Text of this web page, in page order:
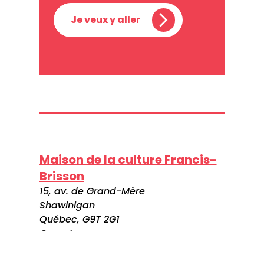
Je veux y aller
Maison de la culture Francis-
Brisson
15, av. de Grand-Mère
Shawinigan
Québec, G9T 2G1
Canada